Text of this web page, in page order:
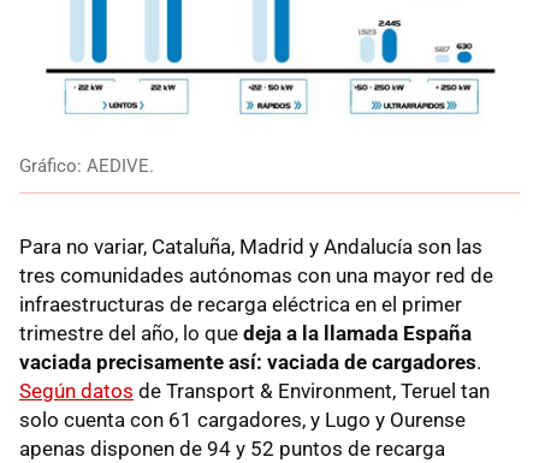
Gráfico: AEDIVE.
Para no variar, Cataluña, Madrid y Andalucía son las
tres comunidades autónomas con una mayor red de
infraestructuras de recarga eléctrica en el primer
trimestre del año, lo que deja a la llamada España
vaciada precisamente así: vaciada de cargadores.
Según datos de Transport & Environment, Teruel tan
solo cuenta con 61 cargadores, y Lugo y Ourense
apenas disponen de 94 y 52 puntos de recarga